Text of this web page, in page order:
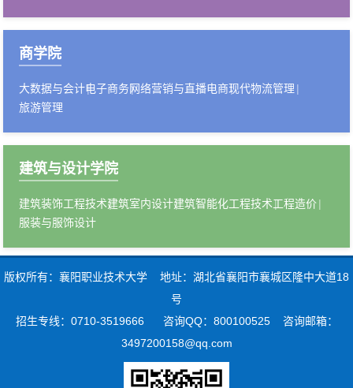
商学院
大数据与会计电子商务网络营销与直播电商现代物流管理
旅游管理
建筑与设计学院
建筑装饰工程技术建筑室内设计建筑智能化工程技术工程造价
服装与服饰设计
版权所有：襄阳职业技术大学 地址：湖北省襄阳市襄城区隆中大道18
号
招生专线：0710-3519666 咨询QQ：800100525 咨询邮箱：
3497200158@qq.com